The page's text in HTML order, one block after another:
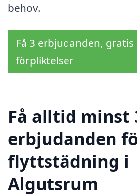
behov.
Få 3 erbjudanden,
förpliktelser
Få alltid minst
erbjudanden
flyttstädning i
Algutsrum